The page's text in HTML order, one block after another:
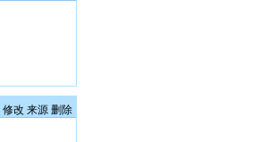
修改 来源 删除